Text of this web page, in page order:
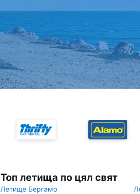
Топ летища по цял свят
Летище Бергамо